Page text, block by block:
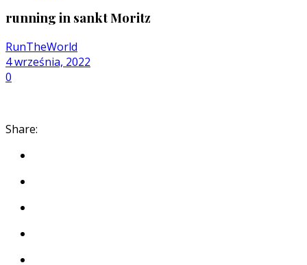
running in sankt Moritz
RunTheWorld
4 września, 2022
0
Share: